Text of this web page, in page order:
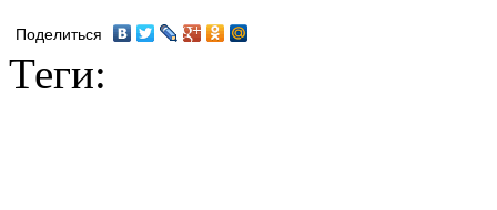
Поделиться
Теги: